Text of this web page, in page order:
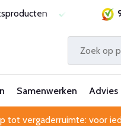
Laagste
Samenwerken Advies
tot vergaderruimte: voor